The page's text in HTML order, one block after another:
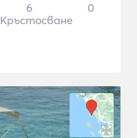
6
Кръстосване
0